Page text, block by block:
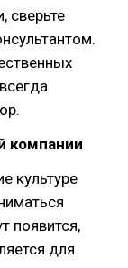
сверьте
компании
культуре
появится,
для